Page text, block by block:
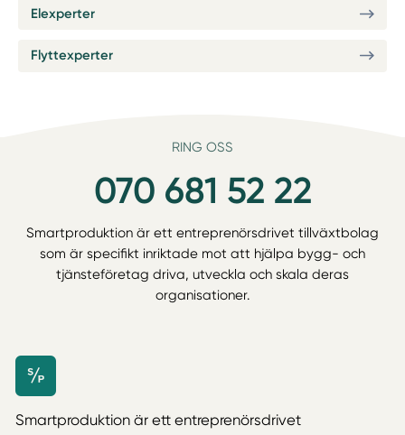
Elexperter
Flyttexperter
RING OSS
070 681 52 22
Smartproduktion är ett entreprenörsdrivet tillväxtbolag
som är specifikt inriktade mot att hjälpa bygg- och
tjänsteföretag driva, utveckla och skala deras
organisationer.
Smartproduktion är ett entreprenörsdrivet